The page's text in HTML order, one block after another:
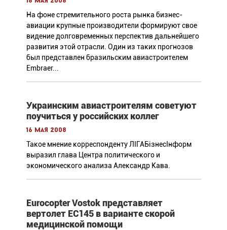
На фоне стремительного роста рынка бизнес-
авиации крупные производители формируют свое
видение долговременных перспектив дальнейшего
развития этой отрасли. Один из таких прогнозов
был представлен бразильским авиастроителем
Embraer...
Украинским авиастроителям советуют
поучиться у российских коллег
16 мая 2008
Такое мнение корреспонденту ЛІГАБізнесІнформ
выразил глава Центра политического и
экономического анализа Александр Кава.
Еurocopter Vostok представляет
вертолет EC145 в варианте скорой
медицинской помощи